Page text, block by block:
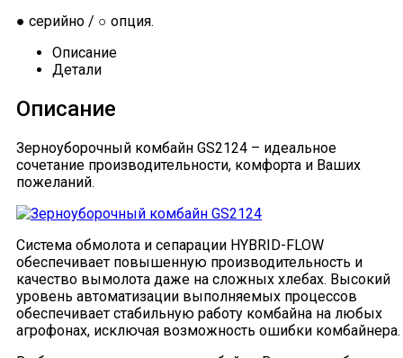
● серийно / ○ опция.
Описание
Детали
Описание
Зерноуборочный комбайн GS2124 – идеальное
сочетание производительности, комфорта и Ваших
пожеланий.
Система обмолота и сепарации HYBRID-FLOW
обеспечивает повышенную производительность и
качество вымолота даже на сложных хлебах. Высокий
уровень автоматизации выполняемых процессов
обеспечивает стабильную работу комбайна на любых
агрофонах, исключая возможность ошибки комбайнера.